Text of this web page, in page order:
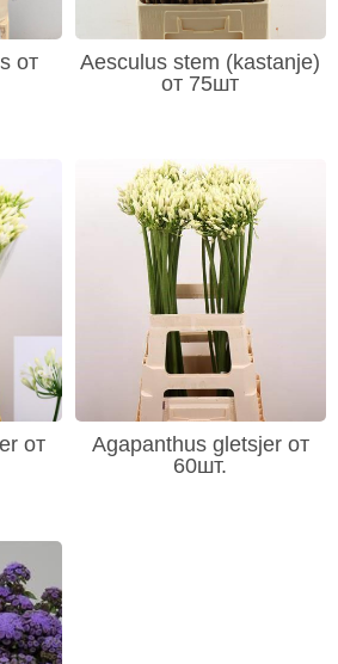
от
Aesculus stem (kastanje)
от 75шт
от
Agapanthus gletsjer от
60шт.